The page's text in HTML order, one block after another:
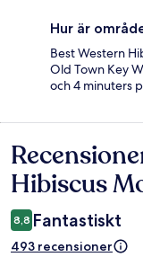
Hur är
Best Western
Old Town Key
och 4 minuters
Recensioner
Hibiscus
8,8 Fantastiskt
493 recensioner